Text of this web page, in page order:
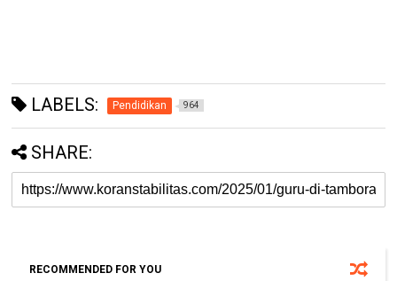
LABELS: Pendidikan 964
SHARE:
RECOMMENDED FOR YOU